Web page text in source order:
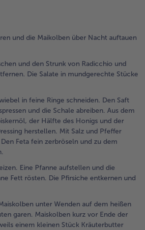
und die Maikolben über Nacht auftauen
und den Strunk von Radicchio und
Die Salate in mundgerechte Stücke
in feine Ringe schneiden. Den Saft
und die Schale abreiben. Aus dem
der Hälfte des Honigs und der
herstellen. Mit Salz und Pfeffer
Feta fein zerbröseln und zu dem
Eine Pfanne aufstellen und die
Fett rösten. Die Pfirsiche entkernen und
unter Wenden auf dem heißen
garen. Maiskolben kurz vor Ende der
einem kleinen Stück Kräuterbutter